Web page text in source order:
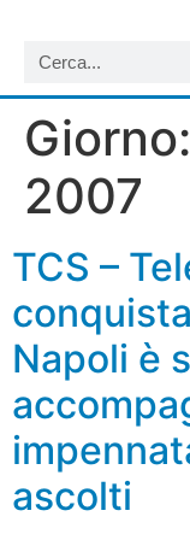
Giorno:
2007
TCS –
Napoli è
ascolti